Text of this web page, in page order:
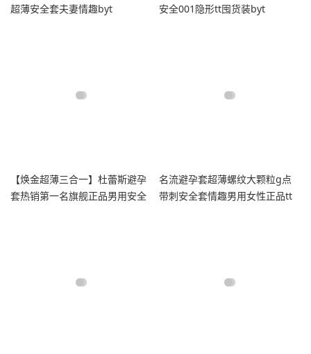
超薄安全套夫妻情趣byt
安全001隐形tt囤货装byt
【焕金超薄三合一】杜蕾斯避孕
套热销第一名旗舰正品男用安全
名流避孕套超薄螺纹大颗粒g点
带刺安全套情趣男用女性正品tt